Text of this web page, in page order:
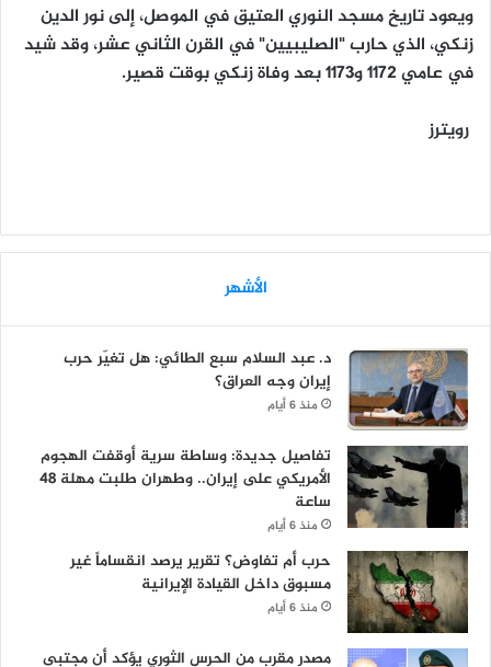
ويعود تاريخ مسجد النوري العتيق في الموصل، إلى نور الدين
زنكي، الذي حارب "الصليبيين" في القرن الثاني عشر، وقد شيد
في عامي 1172 و1173 بعد وفاة زنكي بوقت قصير.
رويترز
الأشهر
د. عبد السلام سبع الطائي: هل تغيّر حرب
إيران وجه العراق؟
منذ 6 أيام
تفاصيل جديدة: وساطة سرية أوقفت الهجوم
الأمريكي على إيران.. وطهران طلبت مهلة 48
ساعة
منذ 6 أيام
حرب أم تفاوض؟ تقرير يرصد انقساماً غير
مسبوق داخل القيادة الإيرانية
منذ 6 أيام
مصدر مقرب من الحرس الثوري يؤكد أن مجتبى